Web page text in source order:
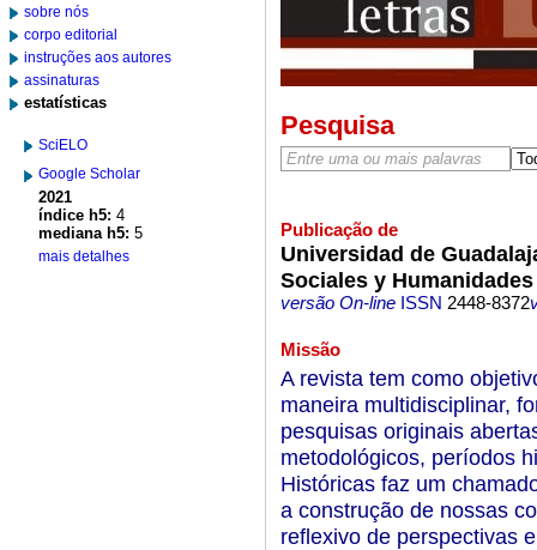
sobre nós
corpo editorial
instruções aos autores
assinaturas
estatísticas
SciELO
Google Scholar
2021
índice h5: 4
mediana h5: 5
mais detalhes
Pesquisa
Publicação de
Universidad de
Sociales y Humanidades
versão On-lineISSN 2448-8372
Missão
A revista tem como
maneira multidisciplinar,
pesquisas originais
metodológicos, períodos
Históricas faz um
a construção de nossas
reflexivo de perspectivas